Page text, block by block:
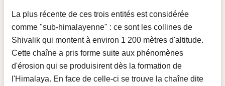
La plus récente de ces trois entités est considérée
comme "sub-himalayenne" : ce sont les collines de
Shivalik qui montent à environ 1 200 mètres d'altitude.
Cette chaîne a pris forme suite aux phénomènes
d'érosion qui se produisirent dès la formation de
l'Himalaya. En face de celle-ci se trouve la chaîne dite